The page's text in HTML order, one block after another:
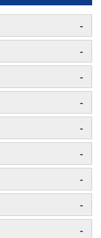
-
-
-
-
-
-
-
-
-